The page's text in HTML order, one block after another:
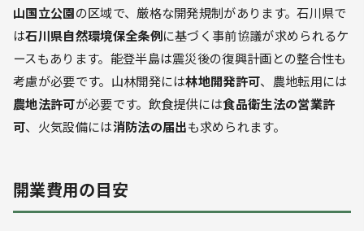
山国立公園の区域で、厳格な開発規制があります。石川県で
は石川県自然環境保全条例に基づく事前協議が求められるケ
ースもあります。能登半島は震災後の復興計画との整合性も
考慮が必要です。山林開発には林地開発許可、農地転用には
農地法許可が必要です。飲食提供には食品衛生法の営業許
可、火気設備には消防法の届出も求められます。
開業費用の目安